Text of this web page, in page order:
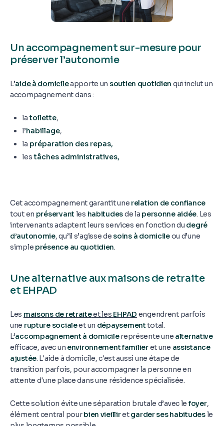
Un accompagnement sur-mesure pour
préserver l’autonomie
L’aide à domicileapporte un soutien quotidien qui inclut un
accompagnement dans :
latoilette,
l’habillage,
la préparation des repas,
lestâches administratives,
Cet accompagnement garantit une relation de confiance
tout en préservant les habitudesde la personne aidée. Les
intervenants adaptent leurs services en fonction du degré
d’autonomie, qu’il s’agisse de soins à domicileou d’une
simple présence au quotidien.
Une alternative aux maisons de retraite
et EHPAD
Les maisons de retraiteet les EHPAD engendrent parfois
une rupture socialeet un dépaysementtotal.
L’accompagnement à domicilereprésente une alternative
efficace, avec un environnement familieret une assistance
ajustée. L'aide à domicile, c'est aussi une étape de
transition parfois, pour accompagner la personne en
attente d'une place dans une résidence spécialisée.
Cette solution évite une séparation brutale d’avec le foyer,
élément central pourbien vieilliretgarder ses habitudesle